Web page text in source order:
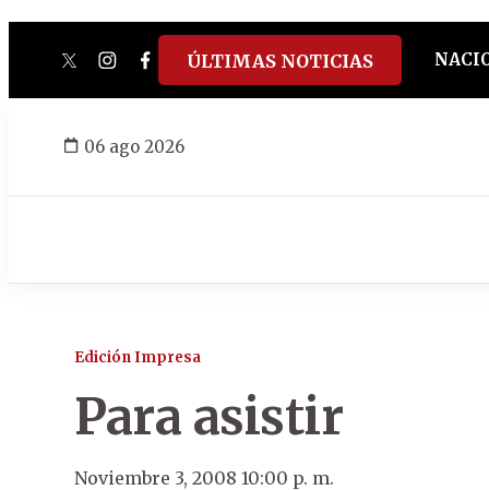
twitterinstagram
facebook
tiktokyoutube
spotify
ÚLTIMAS NOTICIAS
06 ago 2026
Edición Impresa
Para asistir
Noviembre 3, 2008 10:00 p. m.